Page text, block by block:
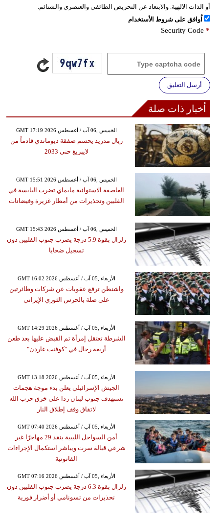
أو الذات الالهية. والابتعاد عن التحريض الطائفي والعنصري والشتائم.
اُوافق على شروط الأستخدام
Security Code *
أرسل التعليق
أخبار ذات صلة
GMT 17:19 2026 الخميس ,06 آب / أغسطس
ريال مدريد يحسم صفقة ديوماندي قادماً من
لايبزيغ حتى 2033
GMT 15:51 2026 الخميس ,06 آب / أغسطس
العاصفة الاستوائية مايماي تضرب اليابسة في
الفلبين وتحذيرات من أمطار غزيرة وفيضانات
GMT 15:43 2026 الخميس ,06 آب / أغسطس
زلزال بقوة 5.9 درجة يضرب جنوب الفلبين دون
تسجيل ضحايا
GMT 16:02 2026 الأربعاء ,05 آب / أغسطس
واشنطن ترفع عقوبات عن شركات وطائرتين
على صلة بالحرس الثوري الإيراني
GMT 14:29 2026 الأربعاء ,05 آب / أغسطس
الشرطة تعتقل إمرأة تم القبض عليها بعد طعن
أربعة رجال في "كوفنت غاردن"
GMT 13:18 2026 الأربعاء ,05 آب / أغسطس
الجيش الإسرائيلي يعلن بدء موجة هجمات
تستهدف جنوب لبنان ردا على خرق حزب الله
لاتفاق وقف إطلاق النار
GMT 07:40 2026 الأربعاء ,05 آب / أغسطس
أمن السواحل الليبية ينقذ 29 مهاجرًا غير
شرعي قبالة سرت ويباشر استكمال الإجراءات
القانونية
GMT 07:16 2026 الأربعاء ,05 آب / أغسطس
زلزال بقوة 6.3 درجة يضرب جنوب الفلبين دون
تحذيرات من تسونامي أو أضرار فورية